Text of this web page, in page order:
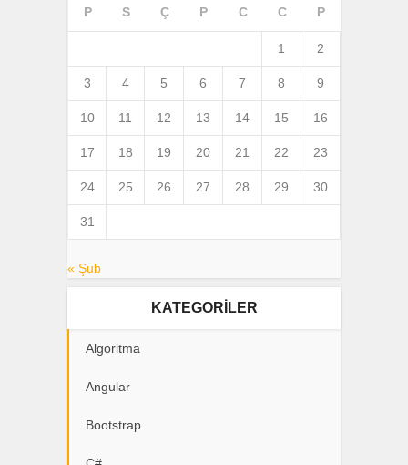
P S Ç P C C P
1 2
3 4 5 6 7 8 9
10 11 12 13 14 15 16
17 18 19 20 21 22 23
24 25 26 27 28 29 30
31
« Şub
KATEGORILER
Algoritma
Angular
Bootstrap